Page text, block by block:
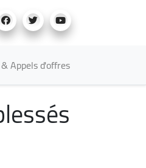
Appels d'offres